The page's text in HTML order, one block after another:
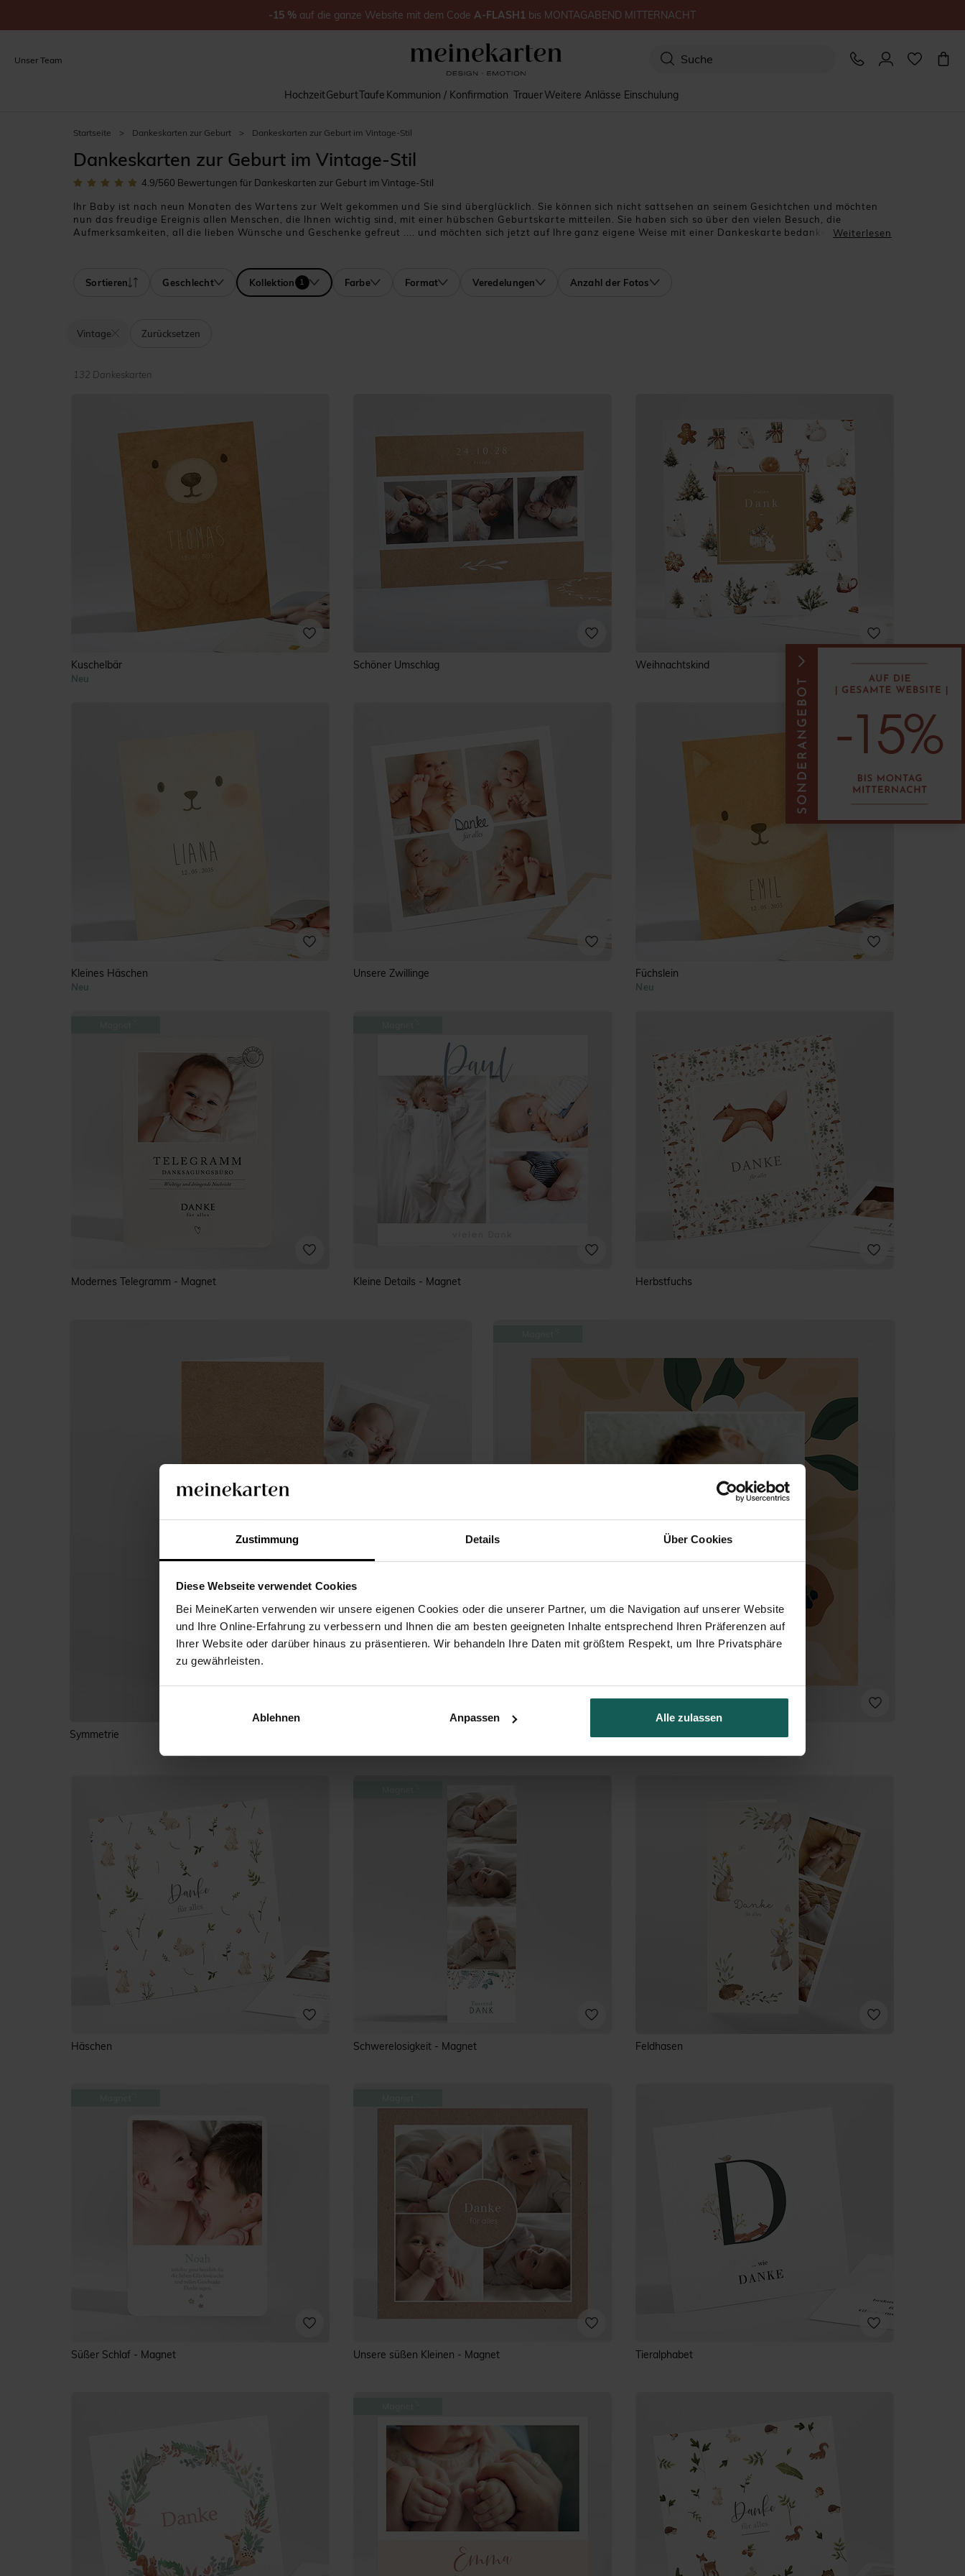
Zustimmung Details Über Cookies
Diese Webseite verwendet Cookies
Bei MeineKarten verwenden wir unsere eigenen Cookies oder die unserer Partner, um die Navigation auf unserer Website
und Ihre Online-Erfahrung zu verbessern und Ihnen die am besten geeigneten Inhalte entsprechend Ihren Präferenzen auf
Ihrer Website oder darüber hinaus zu präsentieren. Wir behandeln Ihre Daten mit größtem Respekt, um Ihre Privatsphäre
zu gewährleisten.
Ablehnen Anpassen Alle zulassen
Unser Team
HochzeitGeburtTaufe Kommunion / Konfirmation TrauerWeitere Anlässe Einschulung
Startseite > Dankeskarten zur Geburt > Dankeskarten zur Geburt im Vintage-Stil
Dankeskarten zur Geburt im Vintage-Stil
4.9/560 Bewertungen für Dankeskarten zur Geburt im Vintage-Stil
Ihr Baby ist nach neun Monaten des Wartens zur Welt gekommen und Sie sind überglücklich. Sie können sich nicht sattsehen an seinem Gesichtchen und möchten
nun das freudige Ereignis allen Menschen, die Ihnen wichtig sind, mit einer hübschen Geburtskarte mitteilen. Sie haben sich so über den vielen Besuch, die
Aufmerksamkeiten, all die lieben Wünsche und Geschenke gefreut .... und möchten sich jetzt auf Ihre ganz eigene Weise mit einer Dankeskarte bedanken. AufWeiterlesen
Sortieren Geschlecht Kollektion 1 Farbe Format Veredelungen Anzahl der Fotos
Vintage Zurücksetzen
132 Dankeskarten
Kuschelbär
Neu
Schöner Umschlag Weihnachtskind
Kleines Häschen
Neu
Unsere Zwillinge Füchslein
Neu
Modernes Telegramm - Magnet Kleine Details - Magnet Herbstfuchs
Symmetrie
Häschen Schwerelosigkeit - Magnet Feldhasen
Süßer Schlaf - Magnet Unsere süßen Kleinen - Magnet Tieralphabet
-15 % auf die ganze Website mit dem Code A-FLASH1 bis MONTAGABEND MITTERNACHT